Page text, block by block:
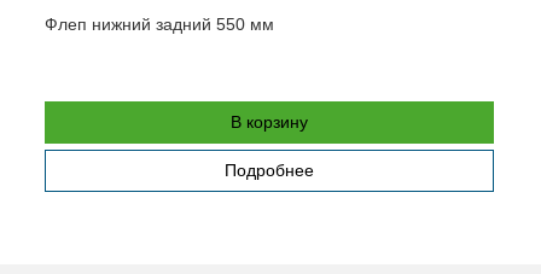
Флеп нижний задний 550 мм
В корзину
Подробнее